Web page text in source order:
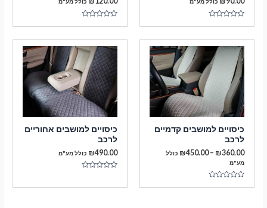
כולל מע"מ כולל מע"מ
כיסויים למושבים קדמיים
לרכב
₪360.00
–
₪450.00
טווח
⁦₪450.00⁩
כולל
מע"מ
כיסויים למושבים אחוריים
לרכב
₪490.00 כולל מע"מ
מתוך